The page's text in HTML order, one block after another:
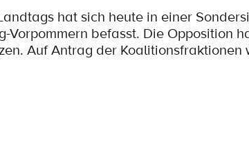
hat sich heute in einer
Vorpommern befasst. Die Opposition
Auf Antrag der